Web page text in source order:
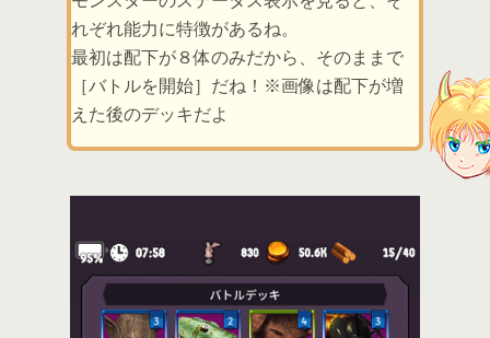
れぞれ能力に特徴があるね。
最初は配下が８体のみだから、そのままで
［バトルを開始］だね！※画像は配下が増
えた後のデッキだよ